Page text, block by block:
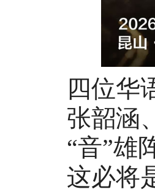
四位华语
张韶涵、
“音”雄阵
这必将是